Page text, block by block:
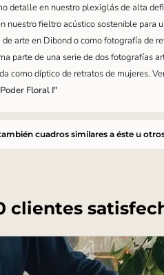
detalle en nuestro plexiglás de alta
nuestro fieltro acústico sostenible para
de arte en Dibond o como fotografía de
parte de una serie de dos fotografías
como díptico de retratos de mujeres.
Floral I"
cuadros similares a éste u
clientes